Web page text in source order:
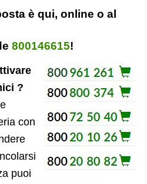
è qui, online o al
800146615!
?
con
puoi